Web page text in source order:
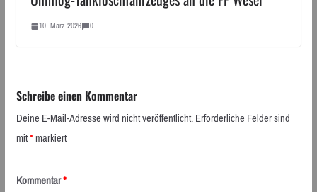
10. März 2026 0
Schreibe einen Kommentar
Deine E-Mail-Adresse wird nicht veröffentlicht.Erforderliche Felder sind
mit*markiert
Kommentar*